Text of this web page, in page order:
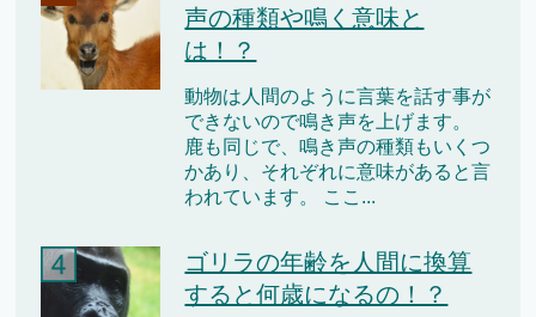
声の種類や鳴く意味と
は！？
動物は人間のように言葉を話す事が
できないので鳴き声を上げます。
鹿も同じで、鳴き声の種類もいくつ
かあり、それぞれに意味があると言
われています。 ここ...
ゴリラの年齢を人間に換算
すると何歳になるの！？